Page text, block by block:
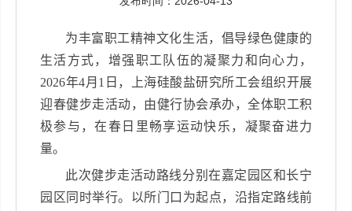
为丰富职工精神文化生活，倡导绿色健康的
生活方式，增强职工队伍的凝聚力和向心力，
2026年4月 1 日，上海硅酸盐研究所工会组织开展
迎春健步走活动，由健行协会承办，全体职工积
极参与，在春日里畅享运动快乐，凝聚奋进力
量。
此次健步走活动路线分别在嘉定园区和长宁
园区同时举行。以所门口为起点，沿指定路线前